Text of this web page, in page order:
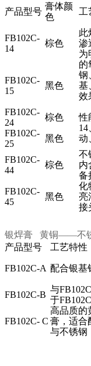
产品型号
膏体颜
色
工
FB102C-
14
棕色
此
渗
为
的
钢
基
效
FB102C-
15
黑色
FB102C-
24
棕色 性
14
动
FB102C-
25
黑色
FB102C-
44
棕色
不
内
备
化
亮
接
FB102C-
45
黑色
银焊膏 黄铜——不
产品型号
工艺特性
FB102C-A 配合银基
FB102C-B
与
于
FB102C- C
高品质的
膏，适合
与不锈钢